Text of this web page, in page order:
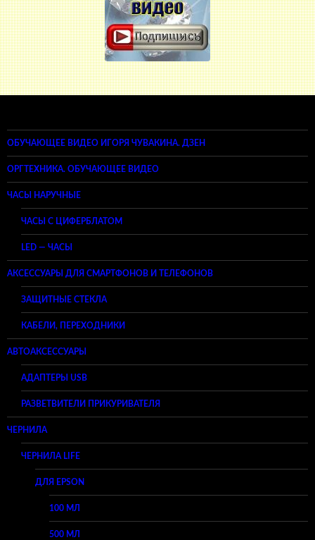
ОБУЧАЮЩЕЕ ВИДЕО ИГОРЯ ЧУВАКИНА. ДЗЕН
ОРГТЕХНИКА. ОБУЧАЮЩЕЕ ВИДЕО
ЧАСЫ НАРУЧНЫЕ
ЧАСЫ С ЦИФЕРБЛАТОМ
LED — ЧАСЫ
АКСЕССУАРЫ ДЛЯ СМАРТФОНОВ И ТЕЛЕФОНОВ
ЗАЩИТНЫЕ СТЕКЛА
КАБЕЛИ, ПЕРЕХОДНИКИ
АВТОАКСЕССУАРЫ
АДАПТЕРЫ USB
РАЗВЕТВИТЕЛИ ПРИКУРИВАТЕЛЯ
ЧЕРНИЛА
ЧЕРНИЛА LIFE
ДЛЯ EPSON
100 МЛ
500 МЛ